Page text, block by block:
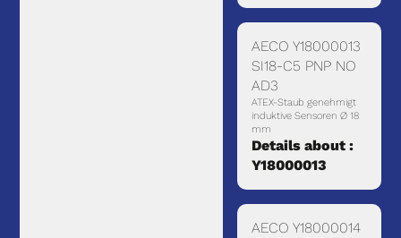
AECO Y18000013
SI18-C5 PNP NO
AD3
ATEX-Staub genehmigt
induktive Sensoren Ø 18
mm
Details about :
Y18000013
AECO Y18000014